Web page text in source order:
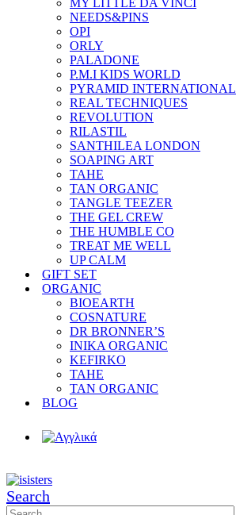
MY LITTLE DA VINCI
NEEDS&PINS
OPI
ORLY
PALADONE
P.M.I KIDS WORLD
PYRAMID INTERNATIONAL
REAL TECHNIQUES
REVOLUTION
RILASTIL
SANTHILEA LONDON
SOAPING ART
TAHE
TAN ORGANIC
TANGLE TEEZER
THE GEL CREW
THE HUMBLE CO
TREAT ME WELL
UP CALM
GIFT SET
ORGANIC
BIOEARTH
COSNATURE
DR BRONNER’S
INIKA ORGANIC
KEFIRKO
TAHE
TAN ORGANIC
BLOG
Search